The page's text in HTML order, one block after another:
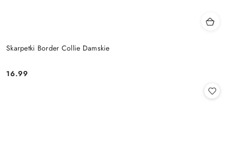
Skarpetki Border Collie Damskie
Cena:
16.99